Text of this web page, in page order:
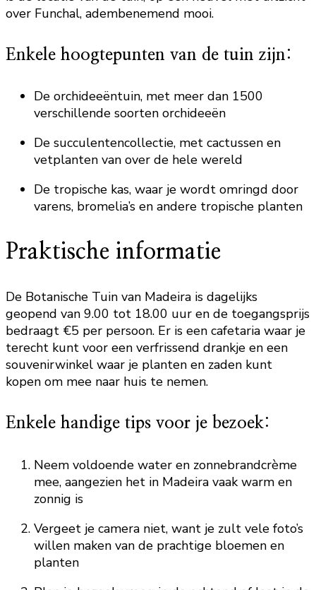
over Funchal, adembenemend mooi.
Enkele hoogtepunten van de tuin zijn:
De orchideeëntuin, met meer dan 1500
verschillende soorten orchideeën
De succulentencollectie, met cactussen en
vetplanten van over de hele wereld
De tropische kas, waar je wordt omringd door
varens, bromelia’s en andere tropische planten
Praktische informatie
De Botanische Tuin van Madeira is dagelijks
geopend van 9.00 tot 18.00 uur en de toegangsprijs
bedraagt €5 per persoon. Er is een cafetaria waar je
terecht kunt voor een verfrissend drankje en een
souvenirwinkel waar je planten en zaden kunt
kopen om mee naar huis te nemen.
Enkele handige tips voor je bezoek:
Neem voldoende water en zonnebrandcrème
mee, aangezien het in Madeira vaak warm en
zonnig is
Vergeet je camera niet, want je zult vele foto’s
willen maken van de prachtige bloemen en
planten